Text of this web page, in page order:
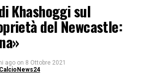
Khashoggi sul
del Newcastle:
ago on 8 Ottobre 2021